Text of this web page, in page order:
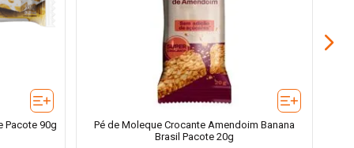
Pacote 90g
Pé de Moleque Crocante Amendoim Banana
Brasil Pacote 20g